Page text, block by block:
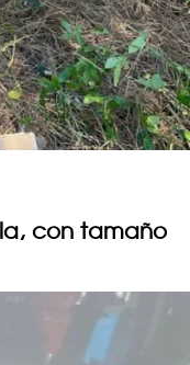
con tamaño